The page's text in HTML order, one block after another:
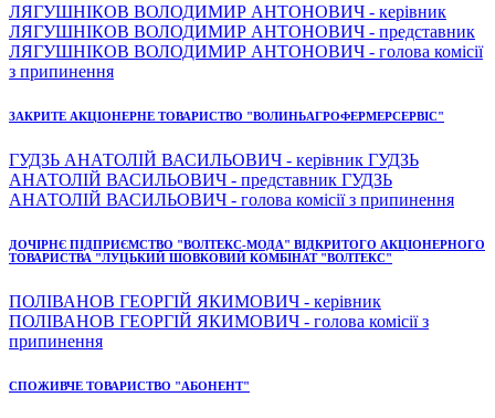
ЛЯГУШНІКОВ ВОЛОДИМИР АНТОНОВИЧ - керівник
ЛЯГУШНІКОВ ВОЛОДИМИР АНТОНОВИЧ - представник
ЛЯГУШНІКОВ ВОЛОДИМИР АНТОНОВИЧ - голова комісії
з припинення
ЗАКРИТЕ АКЦІОНЕРНЕ ТОВАРИСТВО "ВОЛИНЬАГРОФЕРМЕРСЕРВІС"
ГУДЗЬ АНАТОЛІЙ ВАСИЛЬОВИЧ - керівник ГУДЗЬ
АНАТОЛІЙ ВАСИЛЬОВИЧ - представник ГУДЗЬ
АНАТОЛІЙ ВАСИЛЬОВИЧ - голова комісії з припинення
ДОЧІРНЄ ПІДПРИЄМСТВО "ВОЛТЕКС-МОДА" ВІДКРИТОГО АКЦІОНЕРНОГО
ТОВАРИСТВА "ЛУЦЬКИЙ ШОВКОВИЙ КОМБІНАТ "ВОЛТЕКС"
ПОЛІВАНОВ ГЕОРГІЙ ЯКИМОВИЧ - керівник
ПОЛІВАНОВ ГЕОРГІЙ ЯКИМОВИЧ - голова комісії з
припинення
СПОЖИВЧЕ ТОВАРИСТВО "АБОНЕНТ"